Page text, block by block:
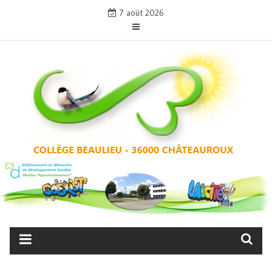
content
7 août 2026
COLLÈGE BEAULIEU –
CHÂTEAUROUX